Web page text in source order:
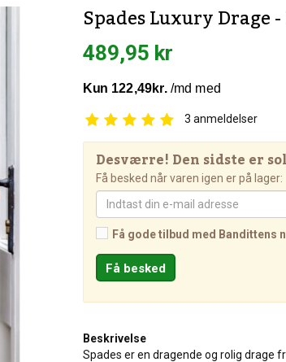
Spades Luxury Drage
489,95 kr
3 anmeldelser
Desværre! Den sidste er
Få besked når varen igen er på lager:
Få gode tilbud med Bandittens
Beskrivelse
Spades er en dragende og rolig drage